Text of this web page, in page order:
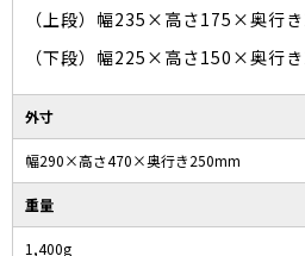
（上段）幅235×高さ175×奥行
（下段）幅225×高さ150×奥行
外寸
幅290×高さ470×奥行き250mm
重量
1,400g